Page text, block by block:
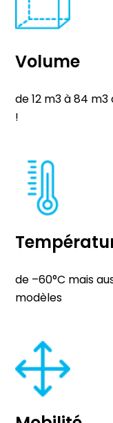
Volume
de 12 m3 à 84
!
de –60°C mais
modèles